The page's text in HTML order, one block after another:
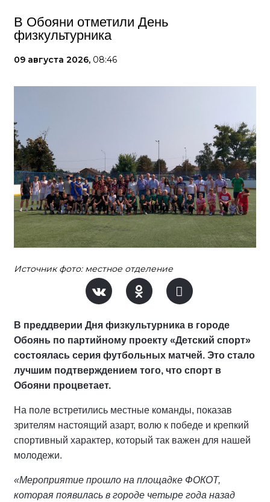
В Обояни отметили День
физкультурника
09 августа 2026, 08:46
Источник фото: местное отделение
В преддверии Дня физкультурника в городе
Обоянь по партийному проекту «Детский спорт»
состоялась серия футбольных матчей. Это стало
лучшим подтверждением того, что спорт в
Обояни процветает.
На поле встретились местные команды, показав
зрителям настоящий азарт, волю к победе и крепкий
спортивный характер, который так важен для нашей
молодежи.
«Мероприятие прошло на площадке ФОКОТ,
которая появилась в городе четыре года назад